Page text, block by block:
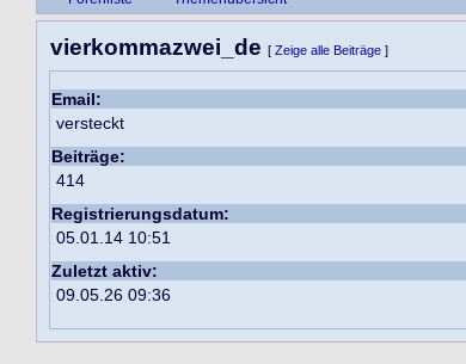
vierkommazwei_de [ Zeige alle Beiträge ]
Email:
versteckt
Beiträge:
414
Registrierungsdatum:
05.01.14 10:51
Zuletzt aktiv:
09.05.26 09:36